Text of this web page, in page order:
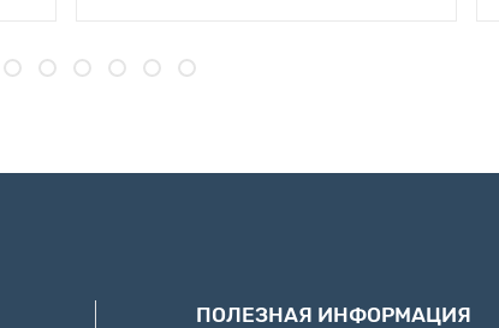
ПОЛЕЗНАЯ ИНФОРМАЦИЯ